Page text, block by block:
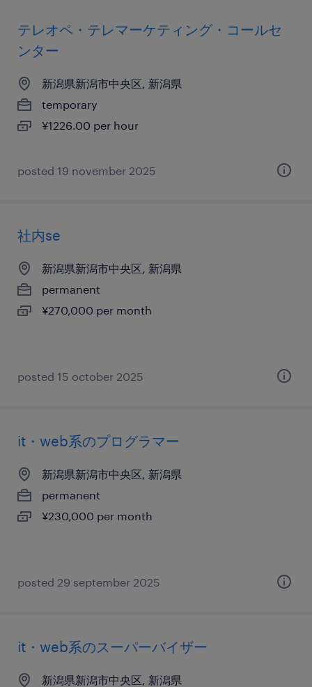
テレオペ・テレマーケティング・コールセ
ンター
新潟県新潟市中央区, 新潟県
temporary
¥1226.00 per hour
posted 19 november 2025
社内se
新潟県新潟市中央区, 新潟県
permanent
¥270,000 per month
posted 15 october 2025
it・web系のプログラマー
新潟県新潟市中央区, 新潟県
permanent
¥230,000 per month
posted 29 september 2025
it・web系のスーパーバイザー
新潟県新潟市中央区, 新潟県